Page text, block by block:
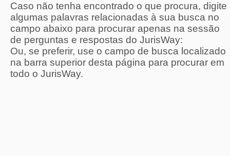
Caso não tenha encontrado o que procura, digite
algumas palavras relacionadas à sua busca no
campo abaixo para procurar apenas na sessão
de perguntas e respostas do JurisWay:
Ou, se preferir, use o campo de busca localizado
na barra superior desta página para procurar em
todo o JurisWay.